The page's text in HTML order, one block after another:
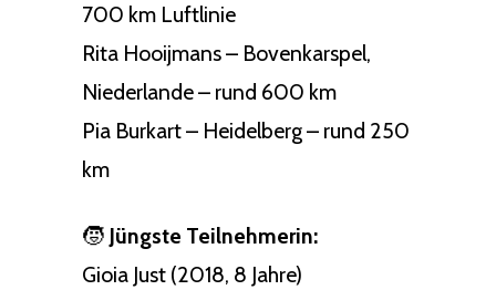
700 km Luftlinie
Rita Hooijmans – Bovenkarspel,
Niederlande – rund 600 km
Pia Burkart – Heidelberg – rund 250
km
🧒 Jüngste Teilnehmerin:
Gioia Just (2018, 8 Jahre)